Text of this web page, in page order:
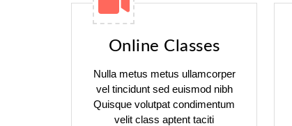
Online Classes
Nulla metus metus ullamcorper
vel tincidunt sed euismod nibh
Quisque volutpat condimentum
velit class aptent taciti